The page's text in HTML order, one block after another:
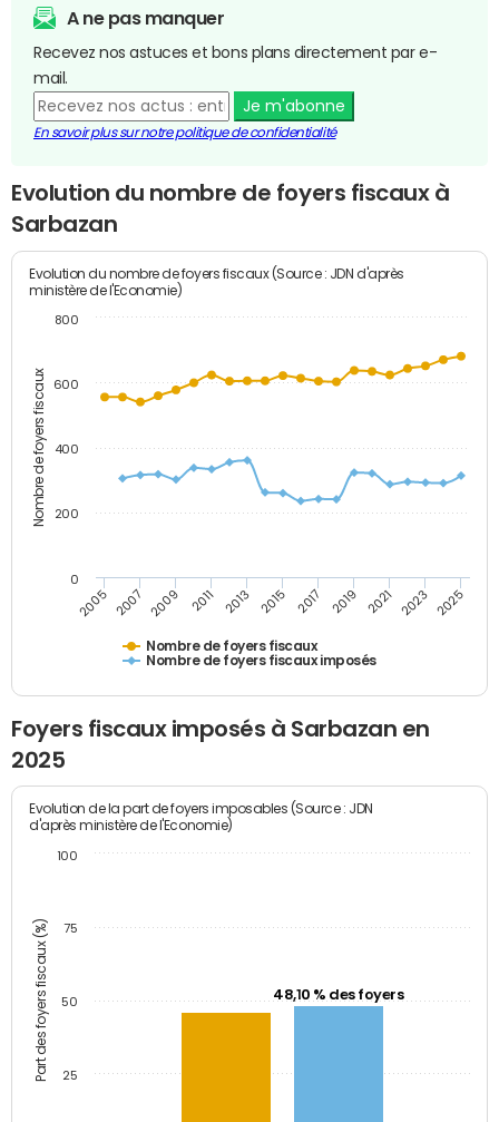
A ne pas manquer
Recevez nos astuces et bons plans directement par e-
mail.
Je m'abonne
En savoir plus sur notre politique de confidentialité
Evolution du nombre de foyers fiscaux à
Sarbazan
Nombre de foyers fiscaux
Evolution du nombre de foyers fiscaux (Source : JDN d'après
ministère de l'Economie)
Nombre de foyers fiscaux
Nombre de foyers fiscaux imposés
2005 2007 2009 2011 2013 2015 2017 2019 2021 2023 2025
0
200
400
600
800
Foyers fiscaux imposés à Sarbazan en
2025
Part des foyers fiscaux (%)
Evolution de la part de foyers imposables (Source : JDN
d'après ministère de l'Economie)
48,10 % des foyers
25
50
75
100